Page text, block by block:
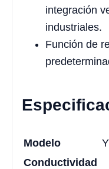
integración
industriales.
Función de
Modelo
Conductividad